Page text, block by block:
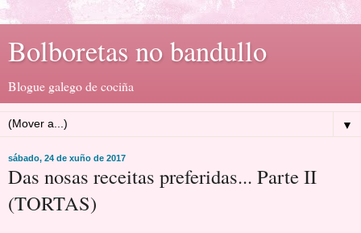
Bolboretas no bandullo
Blogue galego de cociña
▼
sábado, 24 de xuño de 2017
Das nosas receitas preferidas... Parte II
(TORTAS)